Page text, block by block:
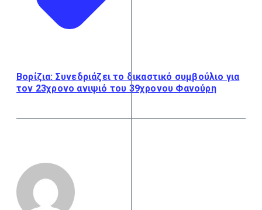
Βορίζια: Συνεδριάζει το δικαστικό συμβούλιο για
τον 23χρονο ανιψιό του 39χρονου Φανούρη